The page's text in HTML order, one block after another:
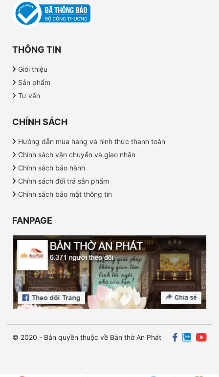
THÔNG TIN
Giới thiệu
Sản phẩm
Tư vấn
CHÍNH SÁCH
Hướng dẫn mua hàng và hình thức thanh toán
Chính sách vận chuyển và giao nhận
Chính sách bảo hành
Chính sách đổi trả sản phẩm
Chính sách bảo mật thông tin
FANPAGE
© 2020 - Bản quyền thuộc về Bàn thờ An Phát